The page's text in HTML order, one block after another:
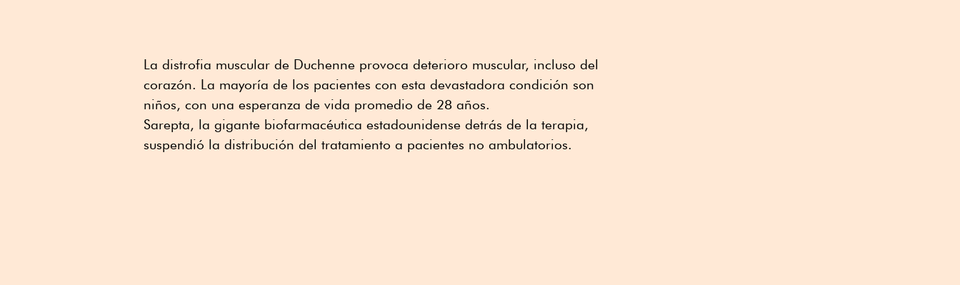
La distrofia muscular de Duchenne provoca deterioro muscular, incluso del
corazón. La mayoría de los pacientes con esta devastadora condición son
niños, con una esperanza de vida promedio de 28 años.
Sarepta, la gigante biofarmacéutica estadounidense detrás de la terapia,
suspendió la distribución del tratamiento a pacientes no ambulatorios.